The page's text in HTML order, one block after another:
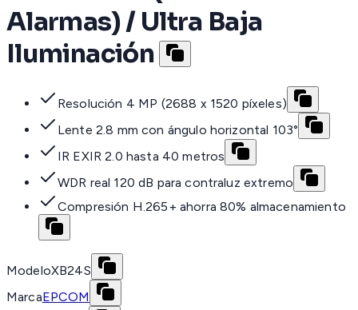
Alarmas) / Ultra Baja
Iluminación
Resolución 4 MP (2688 x 1520 píxeles)
Lente 2.8 mm con ángulo horizontal 103°
IR EXIR 2.0 hasta 40 metros
WDR real 120 dB para contraluz extremo
Compresión H.265+ ahorra 80% almacenamiento
ModeloXB24S
MarcaEPCOM